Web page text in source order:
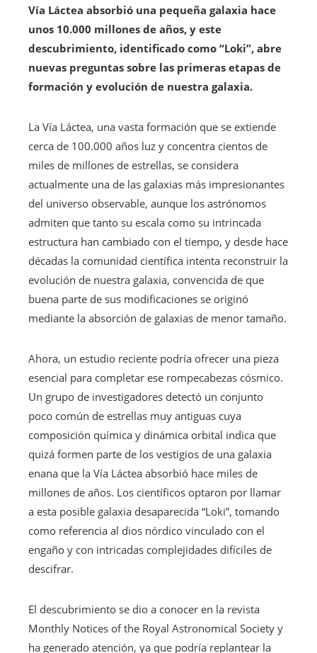
Vía Láctea absorbió una pequeña galaxia hace
unos 10.000 millones de años, y este
descubrimiento, identificado como “Loki”, abre
nuevas preguntas sobre las primeras etapas de
formación y evolución de nuestra galaxia.
La Vía Láctea, una vasta formación que se extiende
cerca de 100.000 años luz y concentra cientos de
miles de millones de estrellas, se considera
actualmente una de las galaxias más impresionantes
del universo observable, aunque los astrónomos
admiten que tanto su escala como su intrincada
estructura han cambiado con el tiempo, y desde hace
décadas la comunidad científica intenta reconstruir la
evolución de nuestra galaxia, convencida de que
buena parte de sus modificaciones se originó
mediante la absorción de galaxias de menor tamaño.
Ahora, un estudio reciente podría ofrecer una pieza
esencial para completar ese rompecabezas cósmico.
Un grupo de investigadores detectó un conjunto
poco común de estrellas muy antiguas cuya
composición química y dinámica orbital indica que
quizá formen parte de los vestigios de una galaxia
enana que la Vía Láctea absorbió hace miles de
millones de años. Los científicos optaron por llamar
a esta posible galaxia desaparecida “Loki”, tomando
como referencia al dios nórdico vinculado con el
engaño y con intricadas complejidades difíciles de
descifrar.
El descubrimiento se dio a conocer en la revista
Monthly Notices of the Royal Astronomical Society y
ha generado atención, ya que podría replantear la